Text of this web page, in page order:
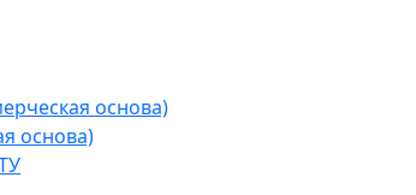
основа)
основа)